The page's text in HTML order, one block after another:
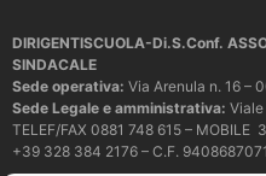
DIRIGENTISCUOLA-Di.S.Conf.
SINDACALE
Sede operativa: Via Arenula n. 16 –
Sede Legale e amministrativa: Viale
TELEF/FAX 0881 748 615 –
+39 328 384 2176 – C.F.